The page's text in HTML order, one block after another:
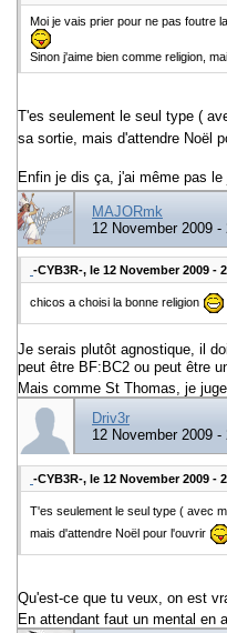
Moi je vais prier pour ne pas foutre
Sinon j'aime bien comme religion,
T'es seulement le seul type (
sa sortie, mais d'attendre Noël
Enfin je dis ça, j'ai même pas le
MAJORmk
12 November 2009 -
-CYB3R-, le 12 November 2009 -
chicos a choisi la bonne religion
Je serais plutôt agnostique, il
peut être BF:BC2 ou peut être
Mais comme St Thomas, je
Driv3r
12 November 2009 -
-CYB3R-, le 12 November 2009 -
T'es seulement le seul type ( avec
mais d'attendre Noël pour l'ouvrir
Qu'est-ce que tu veux, on est
En attendant faut un mental en